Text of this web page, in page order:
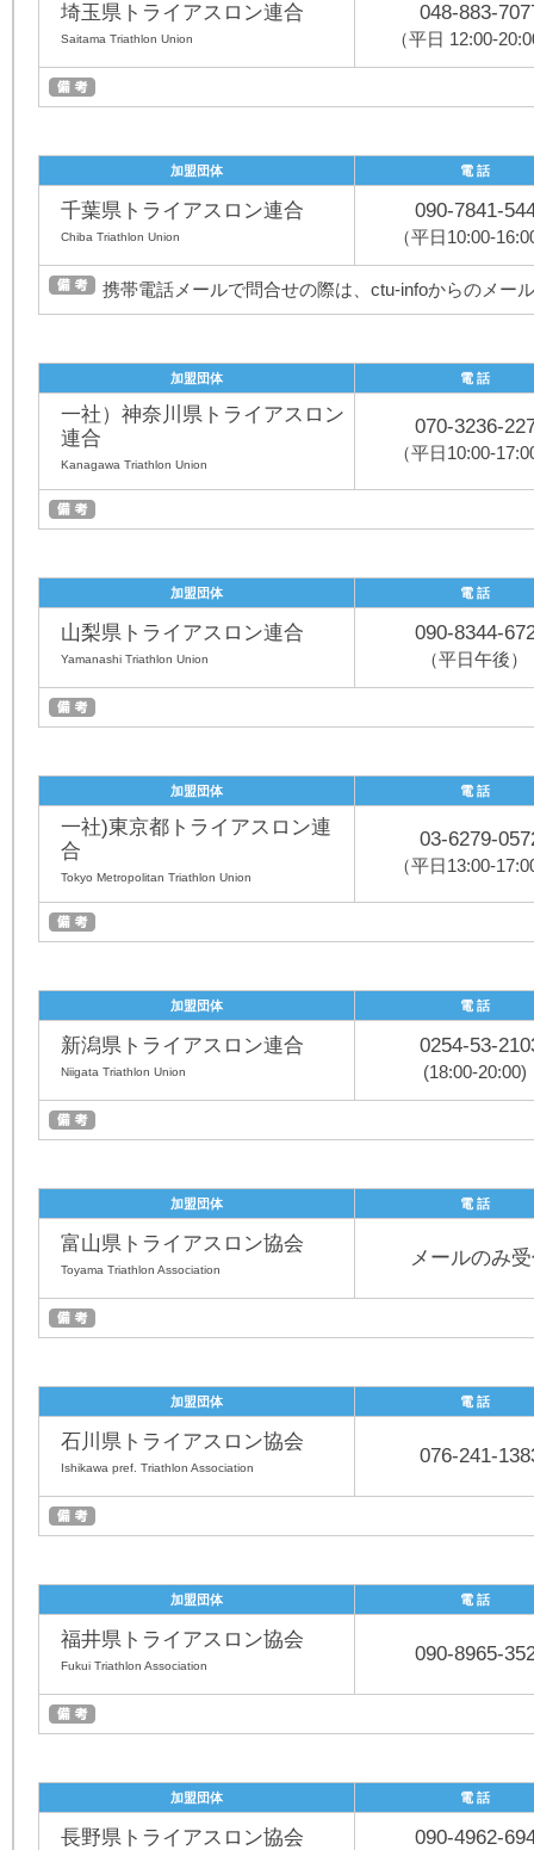
埼玉県トライアスロン連合
Saitama Triathlon Union
048-883-
（平日 12:00-
加盟団体 電 話
千葉県トライアスロン連合
Chiba Triathlon Union
090-7841-
（平日10:00-
携帯電話メールで問合せの際は、ctu-infoからのメー
加盟団体 電 話
一社）神奈川県トライアスロン
連合
Kanagawa Triathlon Union
070-3236-
（平日10:00-
加盟団体 電 話
山梨県トライアスロン連合
Yamanashi Triathlon Union
090-8344-
（平日午後）
加盟団体 電 話
一社)東京都トライアスロン連
合
Tokyo Metropolitan Triathlon Union
03-6279-
（平日13:00-
加盟団体 電 話
新潟県トライアスロン連合
Niigata Triathlon Union
0254-53-
(18:00-20:00)
加盟団体 電 話
富山県トライアスロン協会
Toyama Triathlon Association
メールのみ
加盟団体 電 話
石川県トライアスロン協会
Ishikawa pref. Triathlon Association
076-241-
加盟団体 電 話
福井県トライアスロン協会
Fukui Triathlon Association
090-8965-
加盟団体 電 話
長野県トライアスロン協会 090-4962-